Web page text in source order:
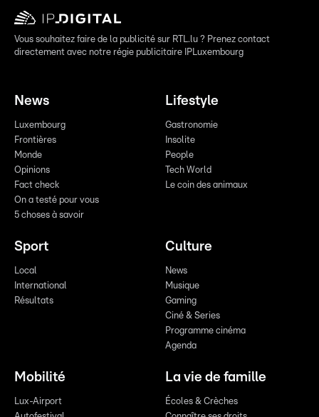
Vous souhaitez faire de la publicité sur RTL.lu ? Prenez contact
directement avec notre régie publicitaire IPLuxembourg
News
Luxembourg
Frontières
Monde
Opinions
Fact check
On a testé pour vous
5 choses à savoir
Lifestyle
Gastronomie
Insolite
People
Tech World
Le coin des animaux
Sport
Local
International
Résultats
Culture
News
Musique
Gaming
Ciné & Series
Programme cinéma
Agenda
Mobilité
Lux-Airport
La vie de famille
Écoles & Crèches